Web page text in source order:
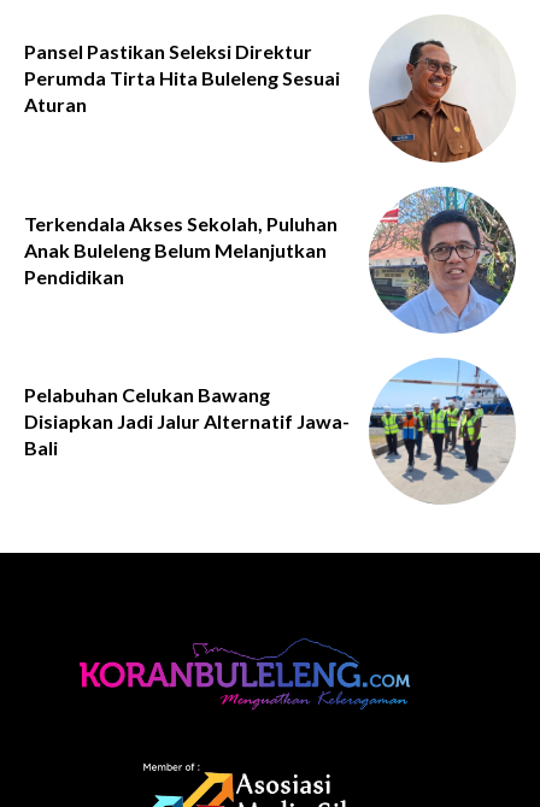
Pansel Pastikan Seleksi Direktur
Perumda Tirta Hita Buleleng Sesuai
Aturan
Terkendala Akses Sekolah, Puluhan
Anak Buleleng Belum Melanjutkan
Pendidikan
Pelabuhan Celukan Bawang
Disiapkan Jadi Jalur Alternatif Jawa-
Bali